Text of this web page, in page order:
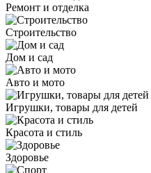
Ремонт и отделка
Строительство
Дом и сад
Авто и мото
Игрушки, товары для детей
Красота и стиль
Здоровье